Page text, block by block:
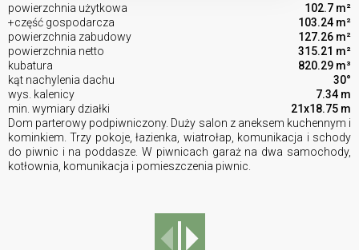
powierzchnia użytkowa
102.7 m²
+część gospodarcza
103.24 m²
powierzchnia zabudowy
127.26 m²
powierzchnia netto
315.21 m²
kubatura
820.29 m³
kąt nachylenia dachu
30°
wys. kalenicy
7.34 m
min. wymiary działki
21x18.75 m
Dom parterowy podpiwniczony. Duży salon z aneksem kuchennym i
kominkiem. Trzy pokoje, łazienka, wiatrołap, komunikacja i schody
do piwnic i na poddasze. W piwnicach garaż na dwa samochody,
kotłownia, komunikacja i pomieszczenia piwnic.